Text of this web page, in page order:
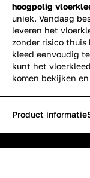
hoogpolig
uniek. Vandaag
leveren het
zonder risico thuis
kleed eenvoudig
kunt het
komen bekijken
Product informatie